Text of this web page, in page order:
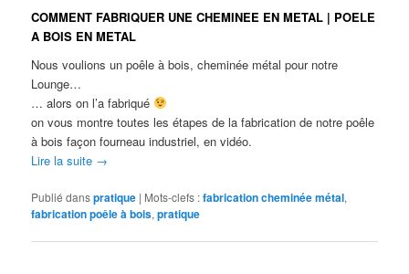
COMMENT FABRIQUER UNE CHEMINEE EN METAL | POELE
A BOIS EN METAL
Nous voulions un poêle à bois, cheminée métal pour notre
Lounge…
… alors on l’a fabriqué
on vous montre toutes les étapes de la fabrication de notre poêle
à bois façon fourneau industriel, en vidéo.
Lire la suite →
Publié danspratique | Mots-clefs :fabrication cheminée métal,
fabrication poêle à bois,pratique